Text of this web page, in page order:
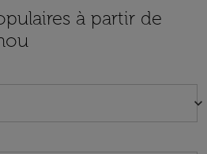
à partir de
keyboard_arrow_down